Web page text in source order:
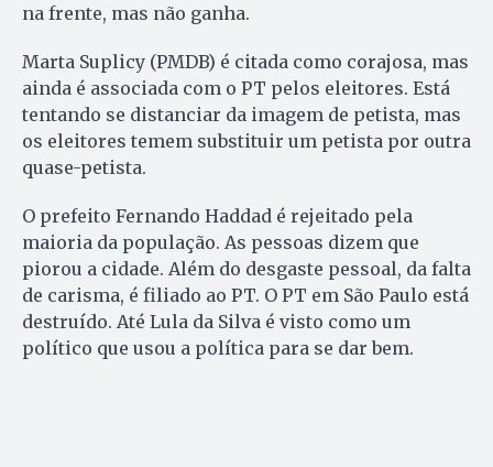
na frente, mas não ganha.
Marta Suplicy (PMDB) é citada como corajosa, mas
ainda é associada com o PT pelos eleitores. Está
tentando se distanciar da imagem de petista, mas
os eleitores temem substituir um petista por outra
quase-petista.
O prefeito Fernando Haddad é rejeitado pela
maioria da população. As pessoas dizem que
piorou a cidade. Além do desgaste pessoal, da falta
de carisma, é filiado ao PT. O PT em São Paulo está
destruído. Até Lula da Silva é visto como um
político que usou a política para se dar bem.